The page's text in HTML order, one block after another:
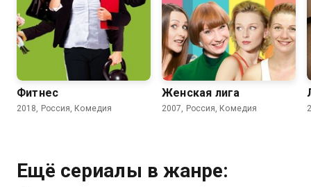
Фитнес
2018, Россия, Комедия
4.2 3.7
Женская лига
2007, Россия, Комедия
Ещё сериалы в жанре: